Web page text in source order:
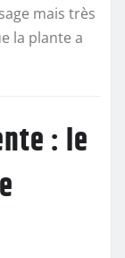
mais très
la plante a
: le